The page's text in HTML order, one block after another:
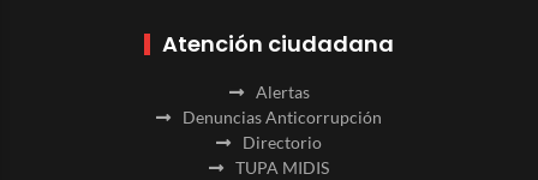
Atención ciudadana
Alertas
Denuncias Anticorrupción
Directorio
TUPA MIDIS